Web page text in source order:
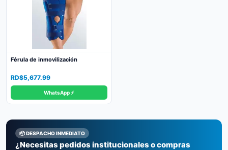
Férula de inmovilización
RD$5,677.99
WhatsApp ⚡
📦 DESPACHO INMEDIATO
¿Necesitas pedidos institucionales o compras